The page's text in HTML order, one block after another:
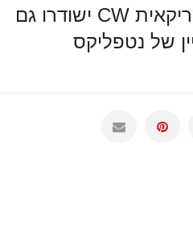
רשת הטלוויזיה האמריקאית CW ישודרו גם
של נטפליקס